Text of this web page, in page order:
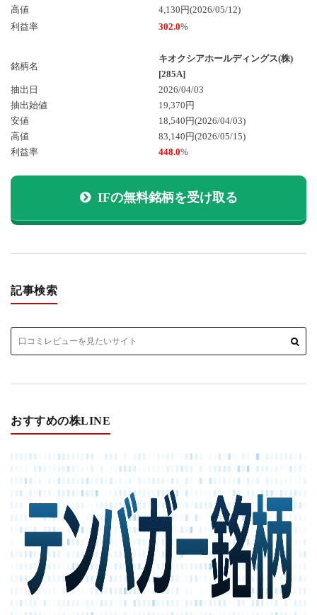
高値
4,130円(2026/05/12)
利益率
302.0%
銘柄名
キオクシアホールディングス(株)
[285A]
抽出日
2026/04/03
抽出始値
19,370円
安値
18,540円(2026/04/03)
高値
83,140円(2026/05/15)
利益率
448.0%
IFの無料銘柄を受け取る
記事検索
おすすめの株LINE